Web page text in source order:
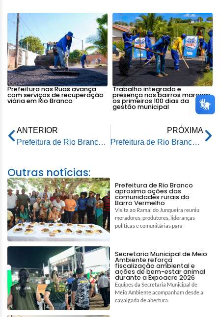
Prefeitura nas Ruas avança
com serviços de recuperação
viária em Rio Branco
Trabalho integrado e
presença nos bairros marcam
os primeiros 100 dias da
gestão municipal
ANTERIOR
Prefeitura de Rio Branco entrega Ponte do Caipora e garante mais segurança, mobilidade e dignidade à população
PRÓXIMA
Prefeitura de Rio Branco realiza festa da virada com queima de fogos na Praça da Revolução
Outras notícias:
Prefeitura de Rio Branco
aproxima ações das
comunidades rurais do
Barro Vermelho
Visita ao Ramal do Junqueira reuniu
moradores, produtores, lideranças
políticas e comunitárias para
Secretaria Municipal de Meio
Ambiente reforça
fiscalização ambiental e
ações de bem-estar animal
durante a Expoacre 2026
Equipes da Secretaria Municipal de
Meio Ambiente acompanham desde a
cavalgada de abertura